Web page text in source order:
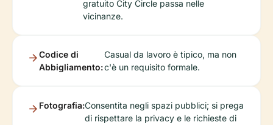
gratuito City Circle passa nelle
vicinanze.
Codice di
Abbigliamento:
Casual da lavoro è tipico, ma non
c'è un requisito formale.
Fotografia:Consentita negli spazi pubblici; si prega
di rispettare la privacy e le richieste di